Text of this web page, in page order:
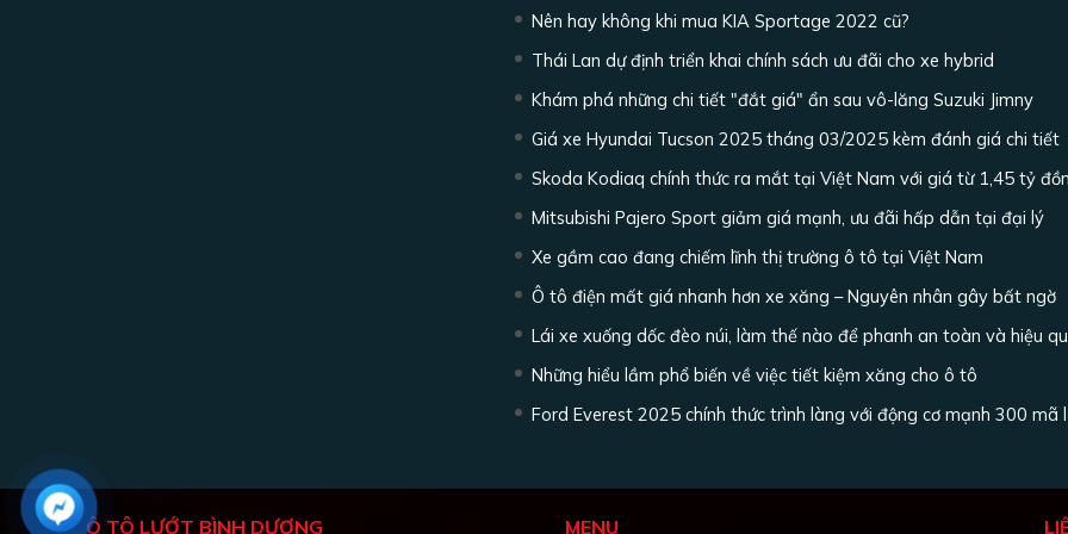
Nên hay không khi mua KIA Sportage 2022 cũ?
Thái Lan dự định triển khai chính sách ưu đãi cho xe hybrid
Khám phá những chi tiết "đắt giá" ẩn sau vô-lăng Suzuki Jimny
Giá xe Hyundai Tucson 2025 tháng 03/2025 kèm đánh giá chi tiết
Skoda Kodiaq chính thức ra mắt tại Việt Nam với giá từ 1,45 tỷ
Mitsubishi Pajero Sport giảm giá mạnh, ưu đãi hấp dẫn tại đại lý
Xe gầm cao đang chiếm lĩnh thị trường ô tô tại Việt Nam
Ô tô điện mất giá nhanh hơn xe xăng – Nguyên nhân gây bất ngờ
Lái xe xuống dốc đèo núi, làm thế nào để phanh an toàn và hiệu
Những hiểu lầm phổ biến về việc tiết kiệm xăng cho ô tô
Ford Everest 2025 chính thức trình làng với động cơ mạnh 300 mã
Ô TÔ LƯỚT BÌNH DƯƠNG MENU